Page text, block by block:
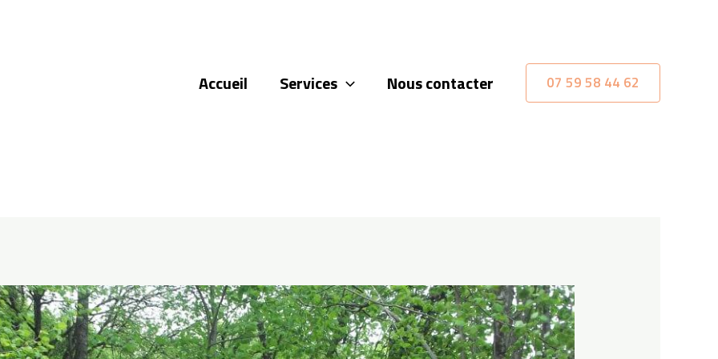
Accueil Services Nous contacter 07 59 58 44 62